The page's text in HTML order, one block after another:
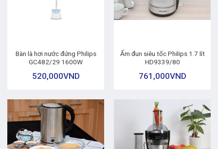
Bàn là hơi nước đứng Philips
GC482/29 1600W
520,000VND
Ấm đun siêu tốc Philips 1.7 lít
HD9339/80
761,000VND